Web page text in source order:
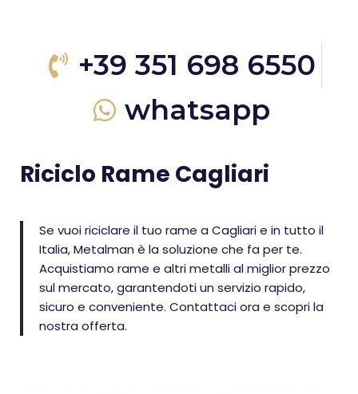
+39 351 698 6550
whatsapp
Riciclo Rame Cagliari
Se vuoi riciclare il tuo rame a Cagliari e in tutto il
Italia, Metalman è la soluzione che fa per te.
Acquistiamo rame e altri metalli al miglior prezzo
sul mercato, garantendoti un servizio rapido,
sicuro e conveniente. Contattaci ora e scopri la
nostra offerta.